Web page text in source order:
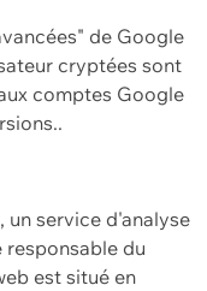
de Google
cryptées sont
comptes Google
un service d'analyse
du
est situé en